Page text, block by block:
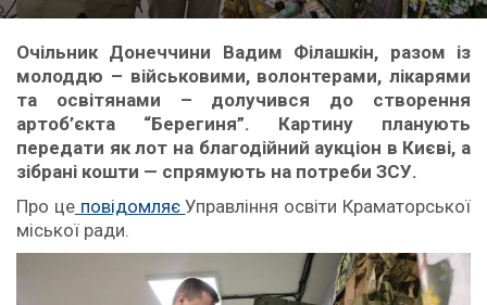
Очільник Донеччини Вадим Філашкін, разом із
молоддю – військовими, волонтерами, лікарями
та освітянами – долучився до створення
артоб’єкта “Берегиня”. Картину планують
передати як лот на благодійний аукціон в Києві, а
зібрані кошти — спрямують на потреби ЗСУ.
Про цеповідомляєУправління освіти Краматорської
міської ради.